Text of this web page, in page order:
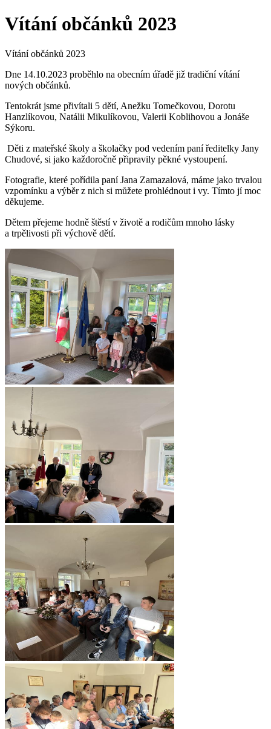
Vítání občánků 2023
Vítání občánků 2023
Dne 14.10.2023 proběhlo na obecním úřadě již tradiční vítání
nových občánků.
Tentokrát jsme přivítali 5 dětí, Anežku Tomečkovou, Dorotu
Hanzlíkovou, Natálii Mikulíkovou, Valerii Koblihovou a Jonáše
Sýkoru.
Děti z mateřské školy a školačky pod vedením paní ředitelky Jany
Chudové, si jako každoročně připravily pěkné vystoupení.
Fotografie, které pořídila paní Jana Zamazalová, máme jako trvalou
vzpomínku a výběr z nich si můžete prohlédnout i vy. Tímto jí moc
děkujeme.
Dětem přejeme hodně štěstí v životě a rodičům mnoho lásky
a trpělivosti při výchově dětí.